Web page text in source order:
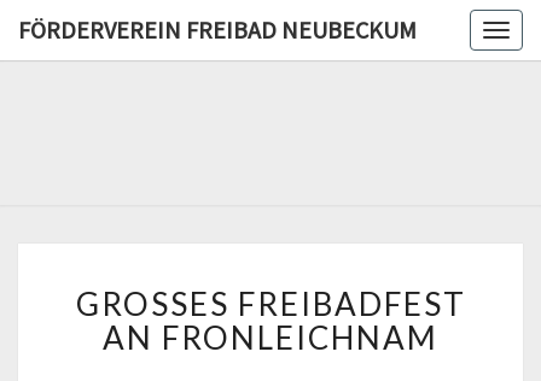
FÖRDERVEREIN FREIBAD NEUBECKUM
REIBADFEST A
N F
RONLEICHNAM
GROSSES FREIBADFEST A
N FRONLEICHNAM